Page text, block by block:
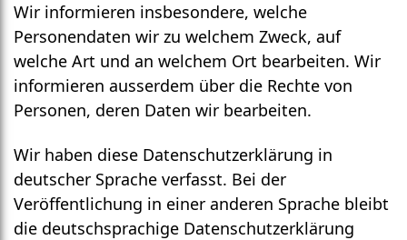
Wir informieren insbesondere, welche
Personendaten wir zu welchem Zweck, auf
welche Art und an welchem Ort bearbeiten. Wir
informieren ausserdem über die Rechte von
Personen, deren Daten wir bearbeiten.
Wir haben diese Daten­schutz­erklärung in
deutscher Sprache verfasst. Bei der
Veröffentlichung in einer anderen Sprache bleibt
die deutschsprachige Daten­schutz­erklärung